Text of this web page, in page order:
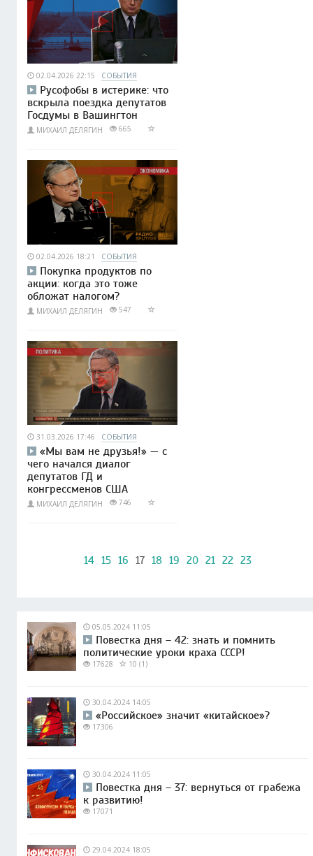
02.04.2026 22:15 СОБЫТИЯ
Русофобы в истерике: что
вскрыла поездка депутатов
Госдумы в Вашингтон
МИХАИЛ ДЕЛЯГИН 665
02.04.2026 18:21 СОБЫТИЯ
Покупка продуктов по
акции: когда это тоже
обложат налогом?
МИХАИЛ ДЕЛЯГИН 547
31.03.2026 17:46 СОБЫТИЯ
«Мы вам не друзья!» — с
чего начался диалог
депутатов ГД и
конгрессменов США
МИХАИЛ ДЕЛЯГИН 746
14 15 16 17 18 19 20 21 22 23
05.05.2024 11:05
Повестка дня – 42: знать и помнить
политические уроки краха СССР!
17628 10 (1)
30.04.2024 14:05
«Российское» значит «китайское»?
17306
30.04.2024 11:05
Повестка дня – 37: вернуться от грабежа
к развитию!
17071
29.04.2024 18:05